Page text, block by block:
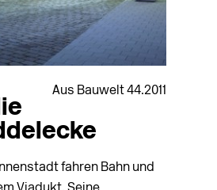
Aus Bauwelt 44.2011
fahren Bahn und